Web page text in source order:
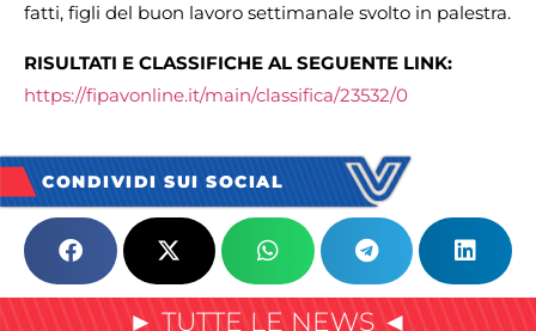
fatti, figli del buon lavoro settimanale svolto in palestra.
RISULTATI E CLASSIFICHE AL SEGUENTE LINK:
https://fipavonline.it/main/classifica/23532/0
CONDIVIDI SUI SOCIAL
► TUTTE LE NEWS ◄